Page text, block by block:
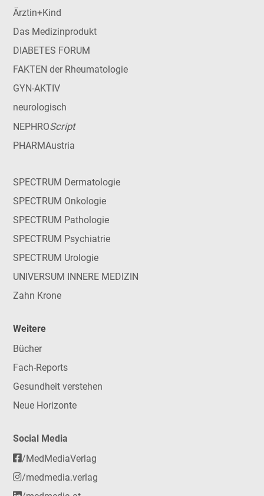
Ärztin+Kind
Das Medizinprodukt
DIABETES FORUM
FAKTEN der Rheumatologie
GYN-AKTIV
neurologisch
NEPHROScript
PHARMAustria
SPECTRUM Dermatologie
SPECTRUM Onkologie
SPECTRUM Pathologie
SPECTRUM Psychiatrie
SPECTRUM Urologie
UNIVERSUM INNERE MEDIZIN
Zahn Krone
Weitere
Bücher
Fach-Reports
Gesundheit verstehen
Neue Horizonte
Social Media
/MedMediaVerlag
/medmedia.verlag